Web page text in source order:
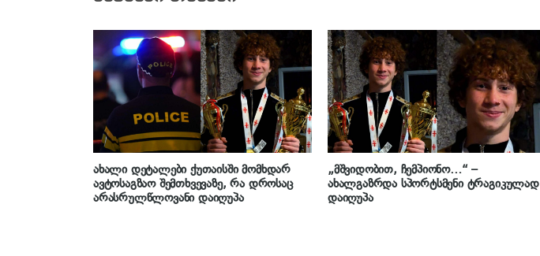
ახალი დეტალები ქუთაისში მომხდარ
ავტოსაგზაო შემთხვევაზე, რა დროსაც
არასრულწლოვანი დაიღუპა
„მშვიდობით, ჩემპიონო…“ –
ახალგაზრდა სპორტსმენი ტრაგიკულად
დაიღუპა